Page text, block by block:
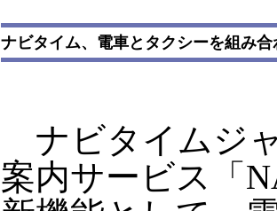
ナビタイム、電車とタクシーを組み
ナビタイムジ
案内サービス「